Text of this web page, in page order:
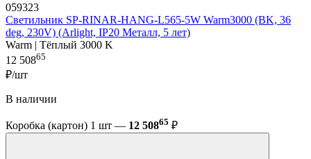
059323
Светильник SP-RINAR-HANG-L565-5W Warm3000 (BK, 36
deg, 230V) (Arlight, IP20 Металл, 5 лет)
Warm | Тёплый 3000 K
12 50865
₽/шт
В наличии
Коробка (картон) 1 шт — 12 50865 ₽